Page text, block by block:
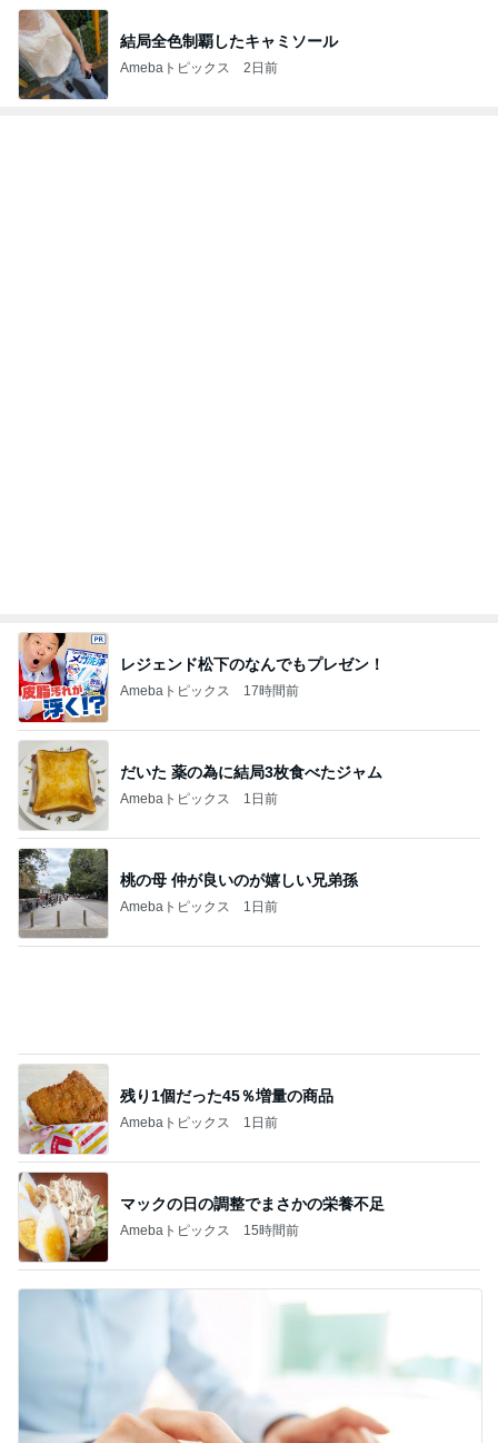
桃の母 仲が良いのが嬉しい兄弟孫
Amebaトピックス 1日前
残り1個だった45％増量の商品
Amebaトピックス 1日前
リーダーシップ関連質疑のポイント
11時間前